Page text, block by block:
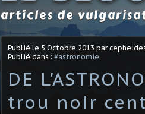
articles de
Publié le 5 Octobre 2013 par
Publié dans : #astronomie
DE
trou noir